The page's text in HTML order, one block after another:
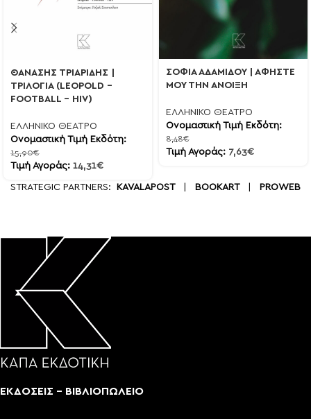
ΘΑΝΑΣΗΣ ΤΡΙΑΡΙΔΗΣ |
ΤΡΙΛΟΓΙΑ (LEOPOLD –
FOOTBALL – HIV)
ΕΛΛΗΝΙΚΟ ΘΕΑΤΡΟ
Ονομαστική Τιμή Εκδότη:
15,90€
Τιμή Αγοράς: 14,31€
ΣΟΦΙΑ ΑΔΑΜΙΔΟΥ | ΑΦΗΣΤΕ
ΜΟΥ ΤΗΝ ΑΝΟΙΞΗ
ΕΛΛΗΝΙΚΟ ΘΕΑΤΡΟ
Ονομαστική Τιμή Εκδότη:
8,48€
Τιμή Αγοράς: 7,63€
STRATEGIC PARTNERS: KAVALAPOST| BOOKART| PROWEB
ΕΚΔΟΣΕΙΣ - ΒΙΒΛΙΟΠΩΛΕΙΟ